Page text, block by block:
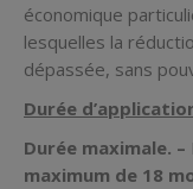
économique
lesquelles la
dépassée, sans
Durée
Durée maximale. –
maximum de 18